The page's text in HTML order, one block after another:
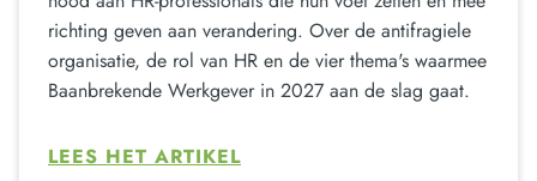
richting geven aan verandering. Over de antifragiele
organisatie, de rol van HR en de vier thema's waarmee
Baanbrekende Werkgever in 2027 aan de slag gaat.
LEES HET ARTIKEL